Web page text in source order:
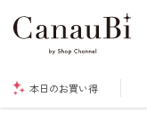
本日のお買い得